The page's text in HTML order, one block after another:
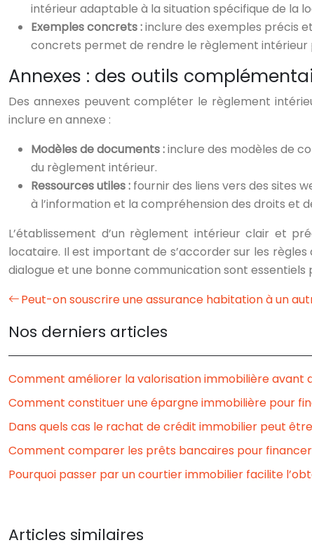
intérieur adaptable à la situation spécifique de la
Exemples concrets :inclure des exemples précis
concrets permet de rendre le règlement intérieur
Annexes : des outils
Des annexes peuvent compléter le règlement
inclure en annexe :
Modèles de documents :inclure des modèles de
du règlement intérieur.
Ressources utiles : fournir des liens vers des sites
à l’information et la compréhension des droits et
L’établissement d’un règlement intérieur clair et
locataire. Il est important de s’accorder sur les
dialogue et une bonne communication sont essentiels
Peut-on souscrire une assurance habitation à un
Nos derniers articles
Comment améliorer la valorisation immobilière avant
Comment constituer une épargne immobilière pour
Dans quels cas le rachat de crédit immobilier peut
Comment comparer les prêts bancaires pour
Pourquoi passer par un courtier immobilier facilite
Articles similaires